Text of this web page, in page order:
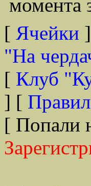
момента
[ Ячейки
"На
[ Клуб
] [
[ Попали